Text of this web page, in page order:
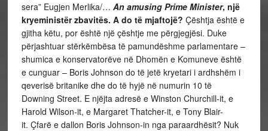
sera” Eugjen Merlika/… An amusing Prime Minister, një
kryeministër zbavitës. A do të mjaftojë? Çështja është e
gjitha këtu, por është një çështje me përgjegjësi. Duke
përjashtuar stërkëmbësa të pamundëshme parlamentare –
shumica e konservatorëve në Dhomën e Komuneve është
e cunguar – Boris Johnson do të jetë kryetari i ardhshëm i
qeverisë britanike dhe do të hyjë në numurin 10 të
Downing Street. E njëjta adresë e Winston Churchill-it, e
Harold Wilson-it, e Margaret Thatcher-it, e Tony Blair-
it. Çfarë e dallon Boris Johnson-in nga paraardhësit? Nuk